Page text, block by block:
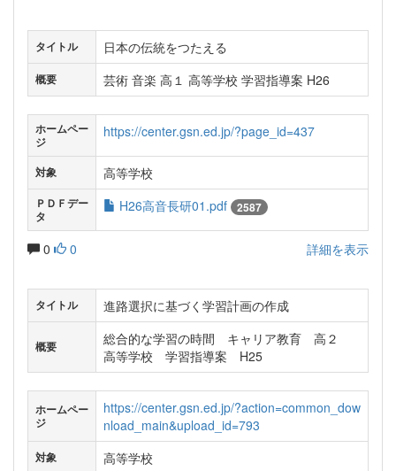
タイトル 日本の伝統をつたえる
概要 芸術 音楽 高１ 高等学校 学習指導案 H26
ホームペー
ジ
https://center.gsn.ed.jp/?page_id=437
対象 高等学校
ＰＤＦデー
タ
H26高音長研01.pdf 2587
0 0 詳細を表示
タイトル 進路選択に基づく学習計画の作成
概要
総合的な学習の時間 キャリア教育 高２
高等学校 学習指導案 H25
ホームペー
ジ
https://center.gsn.ed.jp/?action=common_dow
nload_main&upload_id=793
対象 高等学校